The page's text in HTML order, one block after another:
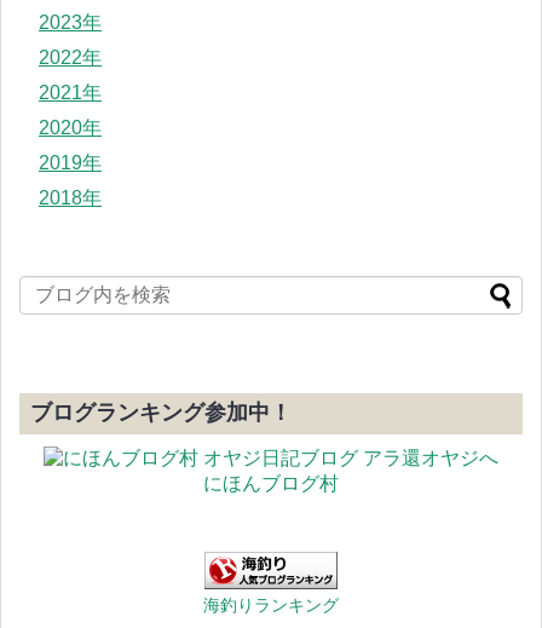
2023年
2022年
2021年
2020年
2019年
2018年
ブログランキング参加中！
にほんブログ村
海釣りランキング